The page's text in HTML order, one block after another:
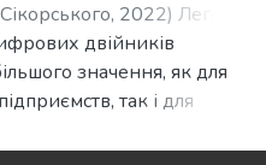
, 2022) Легеза,
О. В. двійників
значення, як для
так і для
Попри всю
та велику